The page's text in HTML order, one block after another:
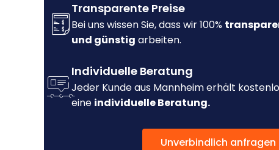
Transparente Preise
Bei uns wissen Sie, dass wir 100%
und günstig arbeiten.
Individuelle Beratung
Jeder Kunde aus Mannheim erhält
eine individuelle Beratung.
Unverbindlich anfragen